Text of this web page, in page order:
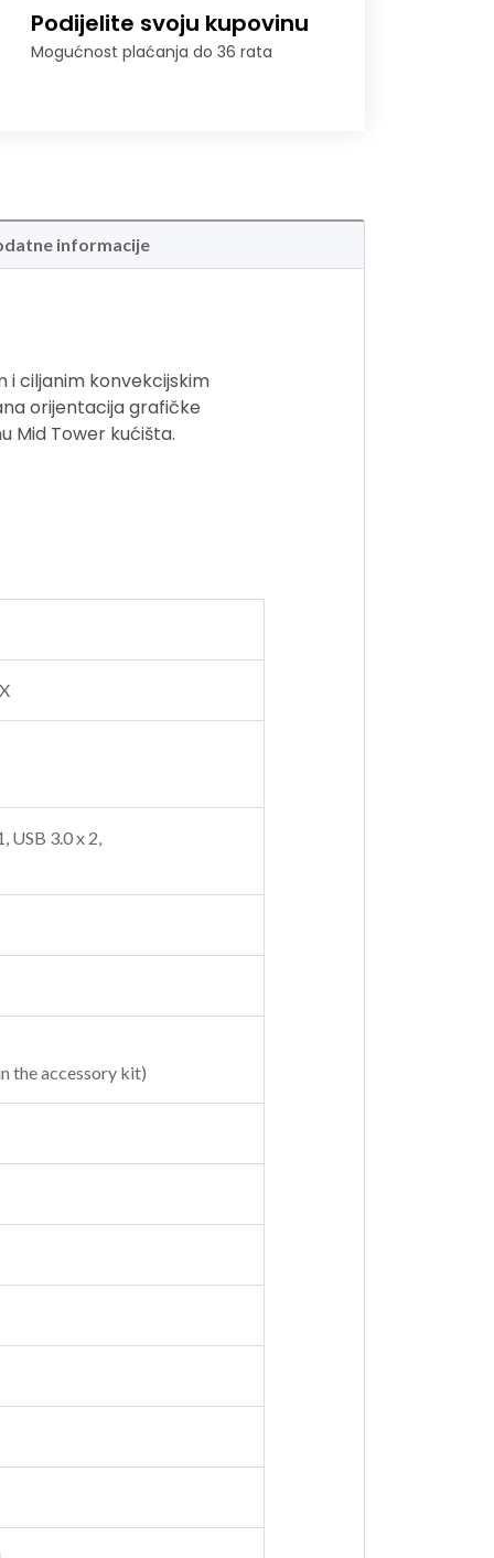
Podijelite svoju kupovinu
Mogućnost plaćanja do 36 rata
informacije
i ciljanim konvekcijskim
orijentacija grafičke
Mid Tower kućišta.
USB 3.0 x 2,
the accessory kit)